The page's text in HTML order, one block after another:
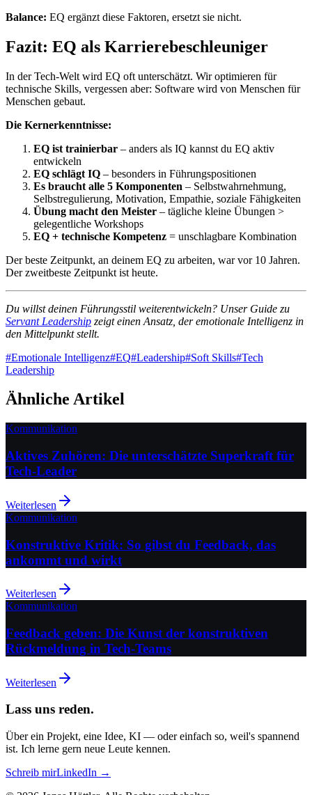
Balance: EQ ergänzt diese Faktoren, ersetzt sie nicht.
Fazit: EQ als Karrierebeschleuniger
In der Tech-Welt wird EQ oft unterschätzt. Wir optimieren für
technische Skills, vergessen aber: Software wird von Menschen für
Menschen gebaut.
Die Kernerkenntnisse:
EQ ist trainierbar – anders als IQ kannst du EQ aktiv
entwickeln
EQ schlägt IQ – besonders in Führungspositionen
Es braucht alle 5 Komponenten – Selbstwahrnehmung,
Selbstregulierung, Motivation, Empathie, soziale Fähigkeiten
Übung macht den Meister – tägliche kleine Übungen >
gelegentliche Workshops
EQ + technische Kompetenz = unschlagbare Kombination
Der beste Zeitpunkt, an deinem EQ zu arbeiten, war vor 10 Jahren.
Der zweitbeste Zeitpunkt ist heute.
Du willst deinen Führungsstil weiterentwickeln? Unser Guide zu
Servant Leadership zeigt einen Ansatz, der emotionale Intelligenz in
den Mittelpunkt stellt.
#Emotionale Intelligenz#EQ#Leadership#Soft Skills#Tech
Leadership
Ähnliche Artikel
Kommunikation
Aktives Zuhören: Die unterschätzte Superkraft für
Tech-Leader
Weiterlesen
Kommunikation
Konstruktive Kritik: So gibst du Feedback, das
ankommt und wirkt
Weiterlesen
Kommunikation
Feedback geben: Die Kunst der konstruktiven
Rückmeldung in Tech-Teams
Weiterlesen
Lass uns reden.
Über ein Projekt, eine Idee, KI — oder einfach so, weil's spannend
ist. Ich lerne gern neue Leute kennen.
Schreib mirLinkedIn →